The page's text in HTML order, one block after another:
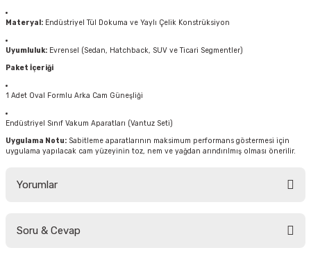
Materyal: Endüstriyel Tül Dokuma ve Yaylı Çelik Konstrüksiyon
Uyumluluk: Evrensel (Sedan, Hatchback, SUV ve Ticari Segmentler)
Paket İçeriği
1 Adet Oval Formlu Arka Cam Güneşliği
Endüstriyel Sınıf Vakum Aparatları (Vantuz Seti)
Uygulama Notu: Sabitleme aparatlarının maksimum performans göstermesi için
uygulama yapılacak cam yüzeyinin toz, nem ve yağdan arındırılmış olması önerilir.
Yorumlar
Soru & Cevap